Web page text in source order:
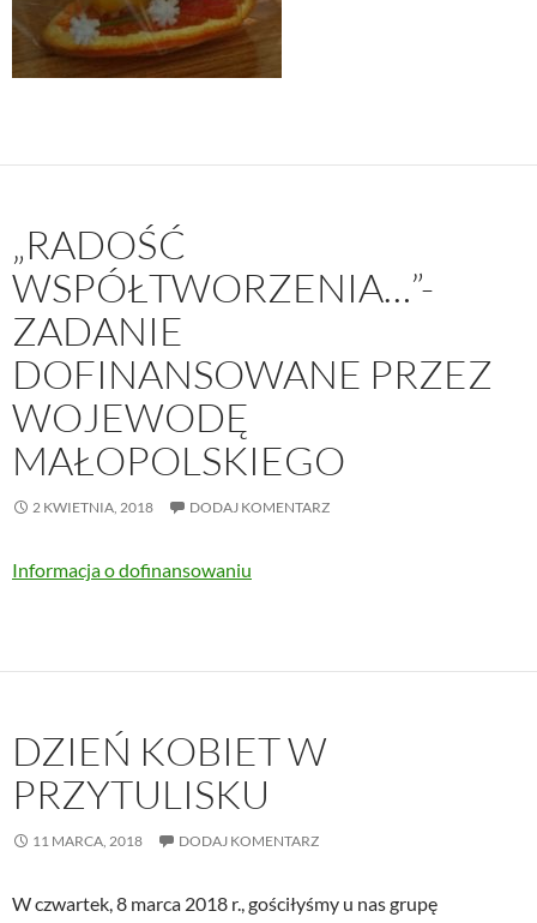
„RADOŚĆ
WSPÓŁTWORZENIA…”-
ZADANIE
DOFINANSOWANE PRZEZ
WOJEWODĘ
MAŁOPOLSKIEGO
2 KWIETNIA, 2018 DODAJ KOMENTARZ
Informacja o dofinansowaniu
DZIEŃ KOBIET W
PRZYTULISKU
11 MARCA, 2018 DODAJ KOMENTARZ
W czwartek, 8 marca 2018 r., gościłyśmy u nas grupę